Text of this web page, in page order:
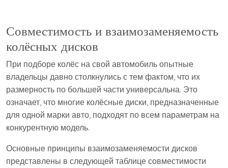
Совместимость и взаимозаменяемость
колёсных дисков
При подборе колёс на свой автомобиль опытные
владельцы давно столкнулись с тем фактом, что их
размерность по большей части универсальна. Это
означает, что многие колёсные диски, предназначенные
для одной марки авто, подходят по всем параметрам на
конкурентную модель.
Основные принципы взаимозаменяемости дисков
представлены в следующей таблице совместимости